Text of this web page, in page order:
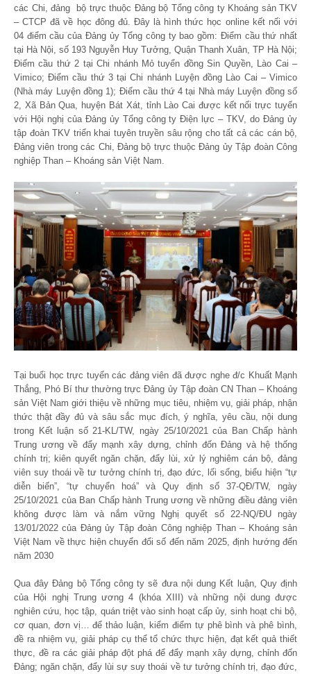
các Chi, đảng bộ trực thuộc Đảng bộ Tổng công ty Khoáng sản TKV
– CTCP đã về học đông đủ. Đây là hình thức học online kết nối với
04 điểm cầu của Đảng ủy Tổng công ty bao gồm: Điểm cầu thứ nhất
tại Hà Nội, số 193 Nguyễn Huy Tưởng, Quận Thanh Xuân, TP Hà Nội;
Điểm cầu thứ 2 tại Chi nhánh Mỏ tuyển đồng Sin Quyền, Lào Cai –
Vimico; Điểm cầu thứ 3 tại Chi nhánh Luyện đồng Lào Cai – Vimico
(Nhà máy Luyện đồng 1); Điểm cầu thứ 4 tại Nhà máy Luyện đồng số
2, Xã Bản Qua, huyện Bát Xát, tỉnh Lào Cai được kết nối trực tuyến
với Hội nghị của Đảng ủy Tổng công ty Điện lực – TKV, do Đảng ủy
tập đoàn TKV triển khai tuyên truyền sâu rộng cho tất cả các cán bộ,
Đảng viên trong các Chi, Đảng bộ trực thuộc Đảng ủy Tập đoàn Công
nghiệp Than – Khoáng sản Việt Nam.
Tại buổi học trực tuyến các đảng viên đã được nghe đ/c Khuất Mạnh
Thắng, Phó Bí thư thường trực Đảng ủy Tập đoàn CN Than – Khoáng
sản Việt Nam giới thiệu về những mục tiêu, nhiệm vụ, giải pháp, nhận
thức thật đầy đủ và sâu sắc mục đích, ý nghĩa, yêu cầu, nội dung
trong Kết luận số 21-KL/TW, ngày 25/10/2021 của Ban Chấp hành
Trung ương về đẩy mạnh xây dựng, chỉnh đốn Đảng và hệ thống
chính trị; kiên quyết ngăn chặn, đẩy lùi, xử lý nghiêm cán bộ, đảng
viên suy thoái về tư tưởng chính trị, đạo đức, lối sống, biểu hiện “tự
diễn biến”, “tự chuyển hoá” và Quy định số 37-QĐ/TW, ngày
25/10/2021 của Ban Chấp hành Trung ương về những điều đảng viên
không được làm và nắm vững Nghị quyết số 22-NQ/ĐU ngày
13/01/2022 của Đảng ủy Tập đoàn Công nghiệp Than – Khoáng sản
Việt Nam về thực hiện chuyển đổi số đến năm 2025, định hướng đến
năm 2030
Qua đây Đảng bộ Tổng công ty sẽ đưa nội dung Kết luận, Quy định
của Hội nghị Trung ương 4 (khóa XIII) và những nội dung được
nghiên cứu, học tập, quán triệt vào sinh hoạt cấp ủy, sinh hoạt chi bộ,
cơ quan, đơn vị… để thảo luận, kiểm điểm tự phê bình và phê bình,
đề ra nhiệm vụ, giải pháp cụ thể tổ chức thực hiện, đạt kết quả thiết
thực, đề ra các giải pháp đột phá để đẩy mạnh xây dựng, chỉnh đốn
Đảng; ngăn chặn, đẩy lùi sự suy thoái về tư tưởng chính trị, đạo đức,